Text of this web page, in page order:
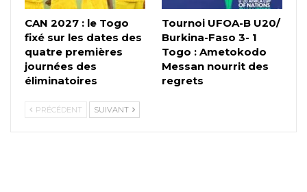
CAN 2027 : le Togo
fixé sur les dates des
quatre premières
journées des
éliminatoires
Tournoi UFOA-B U20/
Burkina-Faso 3- 1
Togo : Ametokodo
Messan nourrit des
regrets
PRÉCÉDENT SUIVANT